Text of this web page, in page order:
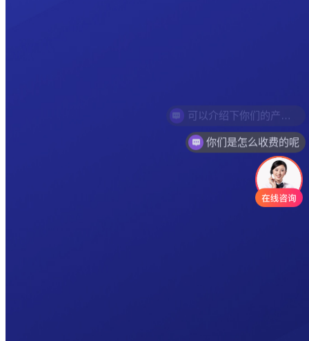
你们是怎么收费的呢